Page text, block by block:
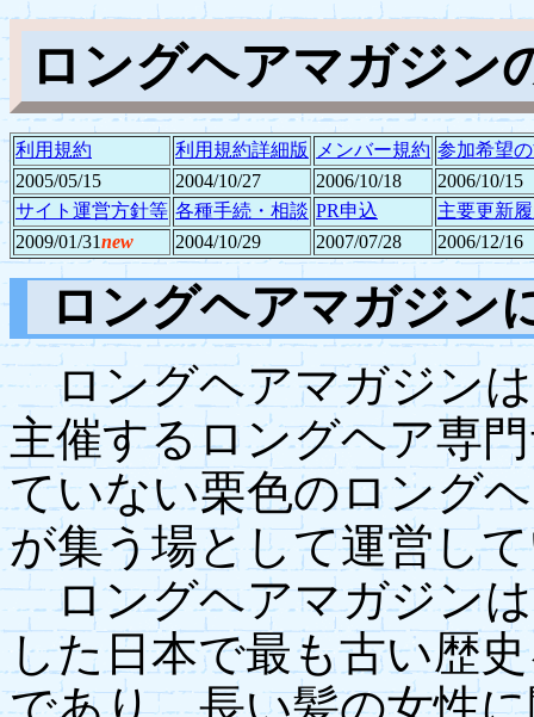
ロングヘアマガジン
利用規約 利用規約詳細版 メンバー規約 参加希望
2005/05/15
2004/10/27 2006/10/18
2006/10/15
サイト運営方針等 各種手続・相談 PR申込
主要更新
2009/01/31new 2004/10/29 2007/07/28 2006/12/16
ロングヘアマガジン
ロングヘアマガジンは
主催するロングヘア専
ていない栗色のロング
が集う場として運営し
ロングヘアマガジンは
した日本で最も古い歴